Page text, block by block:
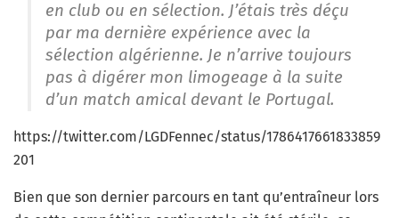
en club ou en sélection. J’étais très déçu
par ma dernière expérience avec la
sélection algérienne. Je n’arrive toujours
pas à digérer mon limogeage à la suite
d’un match amical devant le Portugal.
https://twitter.com/LGDFennec/status/1786417661833859
201
Bien que son dernier parcours en tant qu’entraîneur lors